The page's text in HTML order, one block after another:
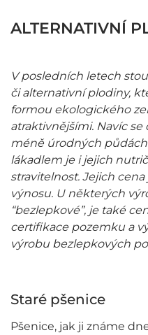
ALTERNATIVNÍ
V posledních letech
či alternativní plodiny,
formou ekologického
atraktivnějšími. Navíc se
méně úrodných
lákadlem je i jejich
stravitelnost. Jejich
výnosu. U některých
“bezlepkové”, je také
certifikace pozemku a
výrobu bezlepkových
Staré pšenice
Pšenice, jak ji známe